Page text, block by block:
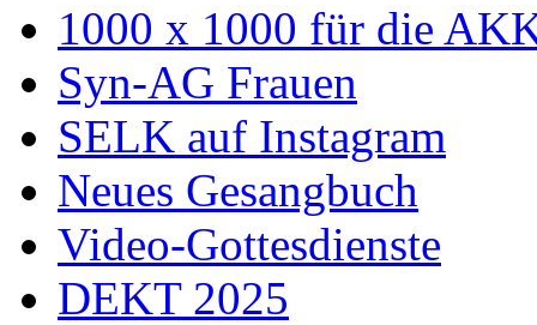
1000 x 1000 für die
Syn-AG Frauen
SELK auf Instagram
Neues Gesangbuch
Video-Gottesdienste
DEKT 2025